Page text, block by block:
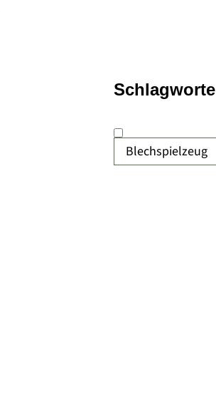
Blechspielzeug
Schlagworte